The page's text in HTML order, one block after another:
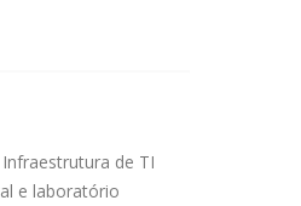
Infraestrutura de TI
e laboratório